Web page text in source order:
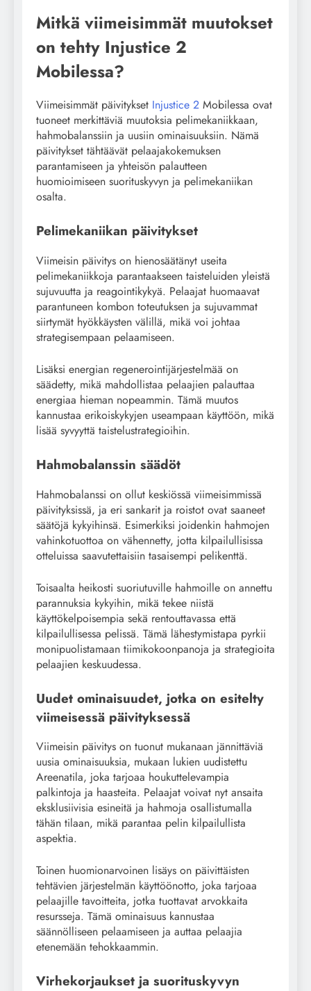
Mitkä viimeisimmät muutokset
on tehty Injustice 2
Mobilessa?
Viimeisimmät päivitykset Injustice 2 Mobilessa ovat
tuoneet merkittäviä muutoksia pelimekaniikkaan,
hahmobalanssiin ja uusiin ominaisuuksiin. Nämä
päivitykset tähtäävät pelaajakokemuksen
parantamiseen ja yhteisön palautteen
huomioimiseen suorituskyvyn ja pelimekaniikan
osalta.
Pelimekaniikan päivitykset
Viimeisin päivitys on hienosäätänyt useita
pelimekaniikkoja parantaakseen taisteluiden yleistä
sujuvuutta ja reagointikykyä. Pelaajat huomaavat
parantuneen kombon toteutuksen ja sujuvammat
siirtymät hyökkäysten välillä, mikä voi johtaa
strategisempaan pelaamiseen.
Lisäksi energian regenerointijärjestelmää on
säädetty, mikä mahdollistaa pelaajien palauttaa
energiaa hieman nopeammin. Tämä muutos
kannustaa erikoiskykyjen useampaan käyttöön, mikä
lisää syvyyttä taistelustrategioihin.
Hahmobalanssin säädöt
Hahmobalanssi on ollut keskiössä viimeisimmissä
päivityksissä, ja eri sankarit ja roistot ovat saaneet
säätöjä kykyihinsä. Esimerkiksi joidenkin hahmojen
vahinkotuottoa on vähennetty, jotta kilpailullisissa
otteluissa saavutettaisiin tasaisempi pelikenttä.
Toisaalta heikosti suoriutuville hahmoille on annettu
parannuksia kykyihin, mikä tekee niistä
käyttökelpoisempia sekä rentouttavassa että
kilpailullisessa pelissä. Tämä lähestymistapa pyrkii
monipuolistamaan tiimikokoonpanoja ja strategioita
pelaajien keskuudessa.
Uudet ominaisuudet, jotka on esitelty
viimeisessä päivityksessä
Viimeisin päivitys on tuonut mukanaan jännittäviä
uusia ominaisuuksia, mukaan lukien uudistettu
Areenatila, joka tarjoaa houkuttelevampia
palkintoja ja haasteita. Pelaajat voivat nyt ansaita
eksklusiivisia esineitä ja hahmoja osallistumalla
tähän tilaan, mikä parantaa pelin kilpailullista
aspektia.
Toinen huomionarvoinen lisäys on päivittäisten
tehtävien järjestelmän käyttöönotto, joka tarjoaa
pelaajille tavoitteita, jotka tuottavat arvokkaita
resursseja. Tämä ominaisuus kannustaa
säännölliseen pelaamiseen ja auttaa pelaajia
etenemään tehokkaammin.
Virhekorjaukset ja suorituskyvyn